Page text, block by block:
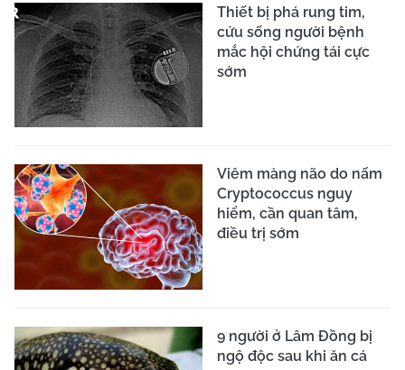
Thiết bị phá rung tim,
cứu sống người bệnh
mắc hội chứng tái cực
sớm
Viêm màng não do nấm
Cryptococcus nguy
hiểm, cần quan tâm,
điều trị sớm
9 người ở Lâm Đồng bị
ngộ độc sau khi ăn cá